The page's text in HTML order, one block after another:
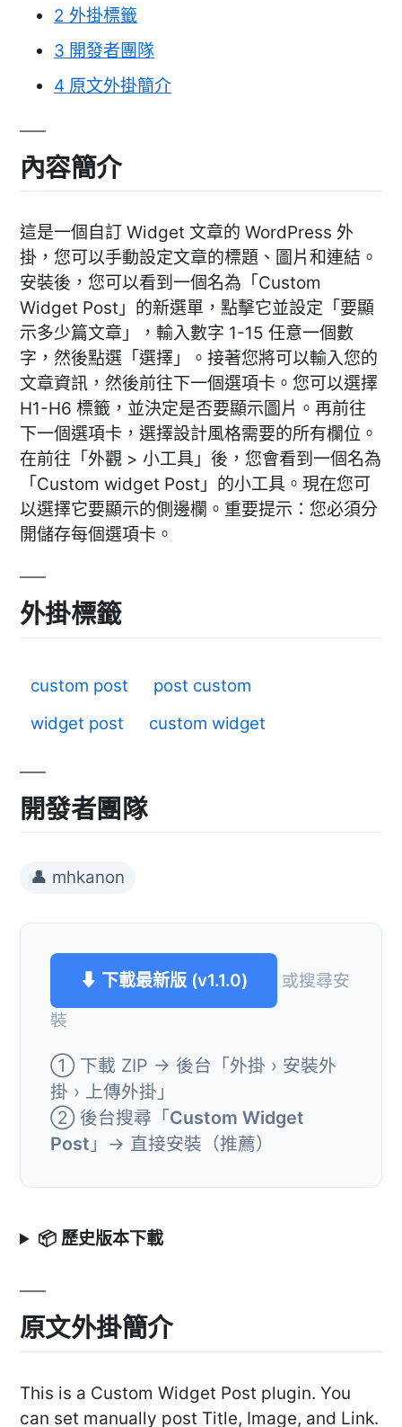
2 外掛標籤
3 開發者團隊
4 原文外掛簡介
內容簡介
這是一個自訂 Widget 文章的 WordPress 外
掛，您可以手動設定文章的標題、圖片和連結。
安裝後，您可以看到一個名為「Custom
Widget Post」的新選單，點擊它並設定「要顯
示多少篇文章」，輸入數字 1-15 任意一個數
字，然後點選「選擇」。接著您將可以輸入您的
文章資訊，然後前往下一個選項卡。您可以選擇
H1-H6 標籤，並決定是否要顯示圖片。再前往
下一個選項卡，選擇設計風格需要的所有欄位。
在前往「外觀 > 小工具」後，您會看到一個名為
「Custom widget Post」的小工具。現在您可
以選擇它要顯示的側邊欄。重要提示：您必須分
開儲存每個選項卡。
外掛標籤
custom post
post custom
widget post
custom widget
開發者團隊
👤 mhkanon
⬇ 下載最新版 (v1.1.0)
或搜尋安
裝
① 下載 ZIP → 後台「外掛 › 安裝外
掛 › 上傳外掛」
② 後台搜尋「Custom Widget
Post 」→ 直接安裝（推薦）
📦 歷史版本下載
原文外掛簡介
This is a Custom Widget Post plugin. You
can set manually post Title, Image, and Link.